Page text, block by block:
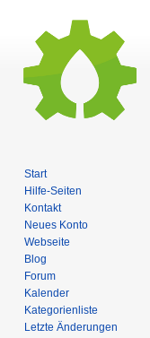
Start
Hilfe-Seiten
Kontakt
Neues Konto
Webseite
Blog
Forum
Kalender
Kategorienliste
Letzte Änderungen